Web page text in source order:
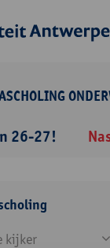
26-27!
kijker